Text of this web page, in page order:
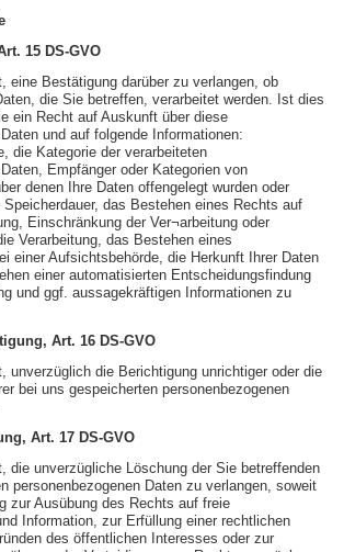
15 DS-GVO
eine Bestätigung darüber zu verlangen, ob
die Sie betreffen, verarbeitet werden. Ist dies
ein Recht auf Auskunft über diese
und auf folgende Informationen:
die Kategorie der verarbeiteten
Empfänger oder Kategorien von
denen Ihre Daten offengelegt wurden oder
das Bestehen eines Rechts auf
Einschränkung der Ver¬arbeitung oder
Verarbeitung, das Bestehen eines
einer Aufsichtsbehörde, die Herkunft Ihrer Daten
einer automatisierten Entscheidungsfindung
und ggf. aussagekräftigen Informationen zu
Art. 16 DS-GVO
unverzüglich die Berichtigung unrichtiger oder die
bei uns gespeicherten personenbezogenen
Art. 17 DS-GVO
die unverzügliche Löschung der Sie betreffenden
personenbezogenen Daten zu verlangen, soweit
zur Ausübung des Rechts auf freie
Information, zur Erfüllung einer rechtlichen
des öffentlichen Interesses oder zur